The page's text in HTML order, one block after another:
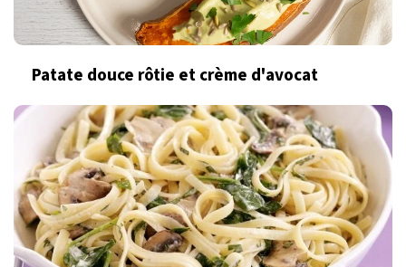
Patate douce rôtie et crème d'avocat